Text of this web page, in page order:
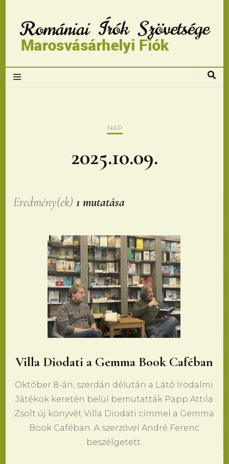
Romániai Írók
Marosvásárhelyi
NAP
2025.10.09.
Eredmény(ek)1 mutatása
Villa Diodati a Gemma Book Caféban
Október 8-án, szerdán délután a Látó Irodalmi
Játékok keretén belül bemutatták Papp Attila
Zsolt új könyvét Villa Diodati címmel a Gemma
Book Caféban. A szerzővel André Ferenc
beszélgetett.